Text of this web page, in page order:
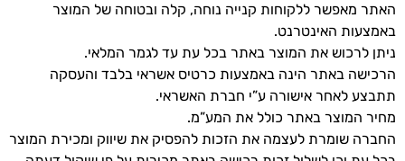
האתר מאפשר ללקוחות קנייה נוחה, קלה ובטוחה של המוצר
באמצעות האינטרנט.
ניתן לרכוש את המוצר באתר בכל עת עד לגמר המלאי.
הרכישה באתר הינה באמצעות כרטיס אשראי בלבד והעסקה
תתבצע לאחר אישורה ע”י חברת האשראי.
מחיר המוצר באתר כולל את המע”מ.
החברה שומרת לעצמה את הזכות להפסיק את שיווק ומכירת המוצר